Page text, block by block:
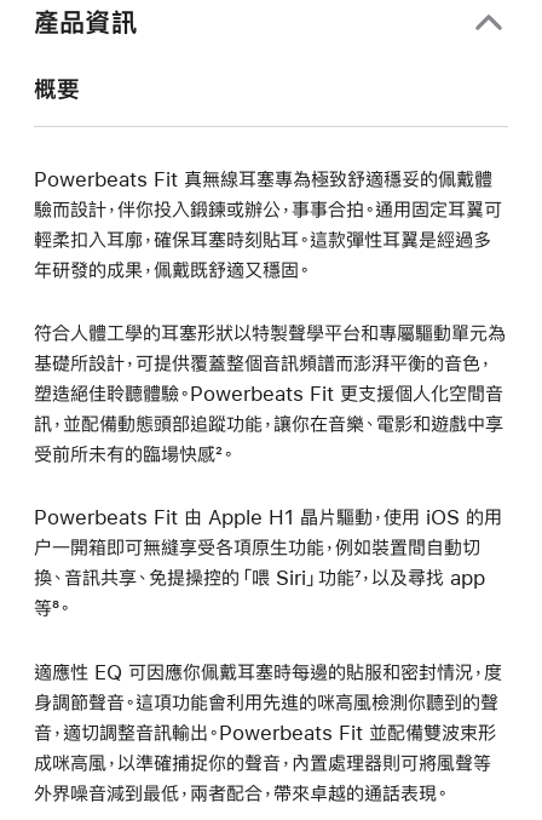
產品資訊
概要
Powerbeats Fit 真無線耳塞專為極致舒適穩妥的佩戴體
驗而設計，伴你投入鍛鍊或辦公，事事合拍。通用固定耳翼可
輕柔扣入耳廓，確保耳塞時刻貼耳。這款彈性耳翼是經過多
年研發的成果，佩戴既舒適又穩固。
符合人體工學的耳塞形狀以特製聲學平台和專屬驅動單元為
基礎所設計，可提供覆蓋整個音訊頻譜而澎湃平衡的音色，
塑造絕佳聆聽體驗。Powerbeats Fit 更支援個人化空間音
訊，並配備動態頭部追蹤功能，讓你在音樂、電影和遊戲中享
受前所未有的臨場快感²。
Powerbeats Fit 由 Apple H1 晶片驅動，使用 iOS 的用
户一開箱即可無縫享受各項原生功能，例如裝置間自動切
換、音訊共享、免提操控的「喂 Siri」功能⁷，以及尋找 app
等⁸。
適應性 EQ 可因應你佩戴耳塞時每邊的貼服和密封情況，度
身調節聲音。這項功能會利用先進的咪高風檢測你聽到的聲
音，適切調整音訊輸出。Powerbeats Fit 並配備雙波束形
成咪高風，以準確捕捉你的聲音，內置處理器則可將風聲等
外界噪音減到最低，兩者配合，帶來卓越的通話表現。